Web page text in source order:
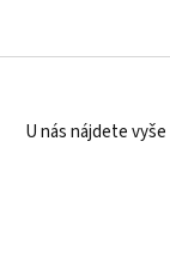
U nás nájdete vyše